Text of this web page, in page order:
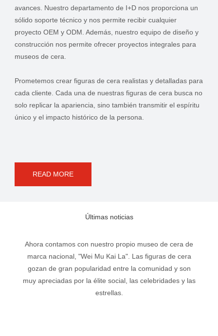
avances. Nuestro departamento de I+D nos proporciona un
sólido soporte técnico y nos permite recibir cualquier
proyecto OEM y ODM. Además, nuestro equipo de diseño y
construcción nos permite ofrecer proyectos integrales para
museos de cera.
Prometemos crear figuras de cera realistas y detalladas para
cada cliente. Cada una de nuestras figuras de cera busca no
solo replicar la apariencia, sino también transmitir el espíritu
único y el impacto histórico de la persona.
READ MORE
Últimas noticias
Ahora contamos con nuestro propio museo de cera de
marca nacional, "Wei Mu Kai La". Las figuras de cera
gozan de gran popularidad entre la comunidad y son
muy apreciadas por la élite social, las celebridades y las
estrellas.